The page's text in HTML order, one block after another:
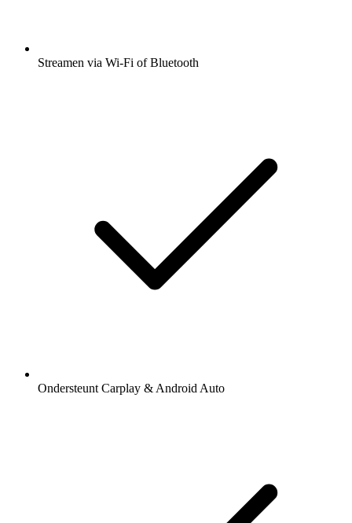
Streamen via Wi-Fi of Bluetooth
Ondersteunt Carplay & Android Auto